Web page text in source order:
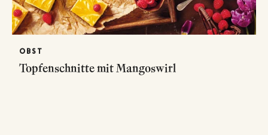
OBST
Topfenschnitte mit Mangoswirl